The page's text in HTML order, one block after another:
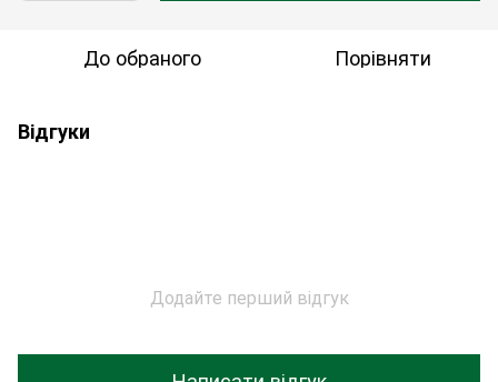
До обраного Порівняти
Відгуки
Додайте перший відгук